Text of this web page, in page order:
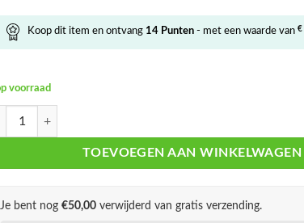
Koop dit item en ontvang 14 Punten - met een waarde van €
voorraad
Opbergdoos Mal Epoxy – Resin Box met Schuifdeksel aantal
TOEVOEGEN AAN WINKELWAGEN
Je bent nog €50,00 verwijderd van gratis verzending.